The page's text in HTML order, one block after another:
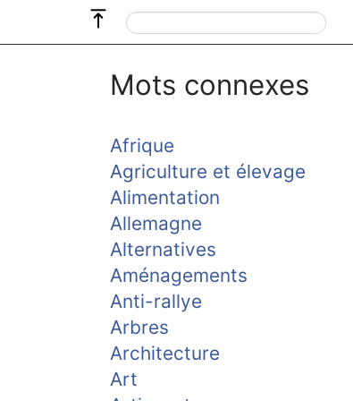
Mots connexes
Afrique
Agriculture et élevage
Alimentation
Allemagne
Alternatives
Aménagements
Anti-rallye
Arbres
Architecture
Art